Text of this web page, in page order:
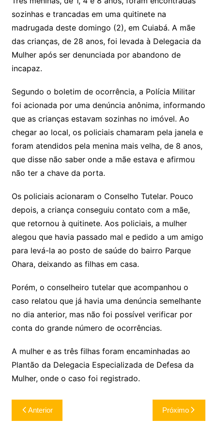
Li
n
k
A
p
p
a
m
dI
n
Cl
a
o
o
m
s
s
a
g
e
lo
o
k.
c
y
p
e
h
o
o
M
e
a
d
s
ai
l
ar
e
sozinhas e trancadas em uma quitinete na
madrugada deste domingo (2), em Cuiabá. A mãe
das crianças, de 28 anos, foi levada à Delegacia da
Mulher após ser denunciada por abandono de
incapaz.
Segundo o boletim de ocorrência, a Polícia Militar
foi acionada por uma denúncia anônima, informando
que as crianças estavam sozinhas no imóvel. Ao
chegar ao local, os policiais chamaram pela janela e
foram atendidos pela menina mais velha, de 8 anos,
que disse não saber onde a mãe estava e afirmou
não ter a chave da porta.
Os policiais acionaram o Conselho Tutelar. Pouco
depois, a criança conseguiu contato com a mãe,
que retornou à quitinete. Aos policiais, a mulher
alegou que havia passado mal e pedido a um amigo
para levá-la ao posto de saúde do bairro Parque
Ohara, deixando as filhas em casa.
Porém, o conselheiro tutelar que acompanhou o
caso relatou que já havia uma denúncia semelhante
no dia anterior, mas não foi possível verificar por
conta do grande número de ocorrências.
A mulher e as três filhas foram encaminhadas ao
Plantão da Delegacia Especializada de Defesa da
Mulher, onde o caso foi registrado.
Navegação
de
Anterior Próximo